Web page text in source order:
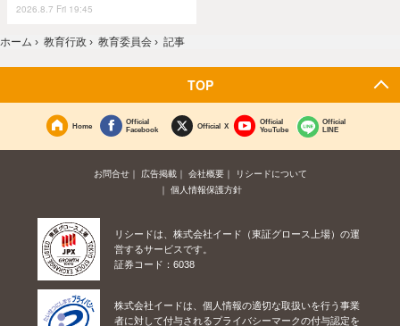
2026.8.7 Fri 19:45
ホーム › 教育行政 › 教育委員会 › 記事
TOP
Home
Official
Facebook
Official X
Official
YouTube
Official
LINE
お問合せ 広告掲載 会社概要
リシードについて
個人情報保護方針
リシードは、株式会社イード（東証グロース上場）の運
営するサービスです。
証券コード：6038
株式会社イードは、個人情報の適切な取扱いを行う事業
者に対して付与されるプライバシーマークの付与認定を